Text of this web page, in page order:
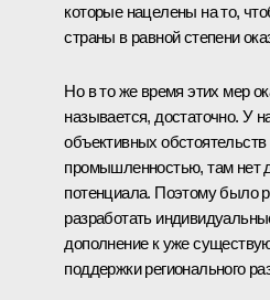
которые нацелены на то,
страны в равной степени
Но в то же время этих мер
называется, достаточно. У
объективных
промышленностью, там нет
потенциала. Поэтому было
разработать
дополнение к уже
поддержки регионального